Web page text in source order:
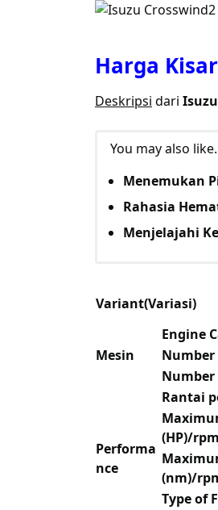
Harga
Deskripsi dari
You may also
Menemukan
Rahasia
Menjelajahi
Variant(Variasi)
Mesin
Engine
Number
Number
Performa
nce
Rantai
(HP)/rpm
(nm)/
Type of